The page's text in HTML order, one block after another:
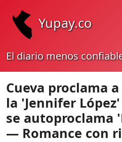
Yupay.co
El diario menos
Cueva proclama
la 'Jennifer
se autoproclama
— Romance con